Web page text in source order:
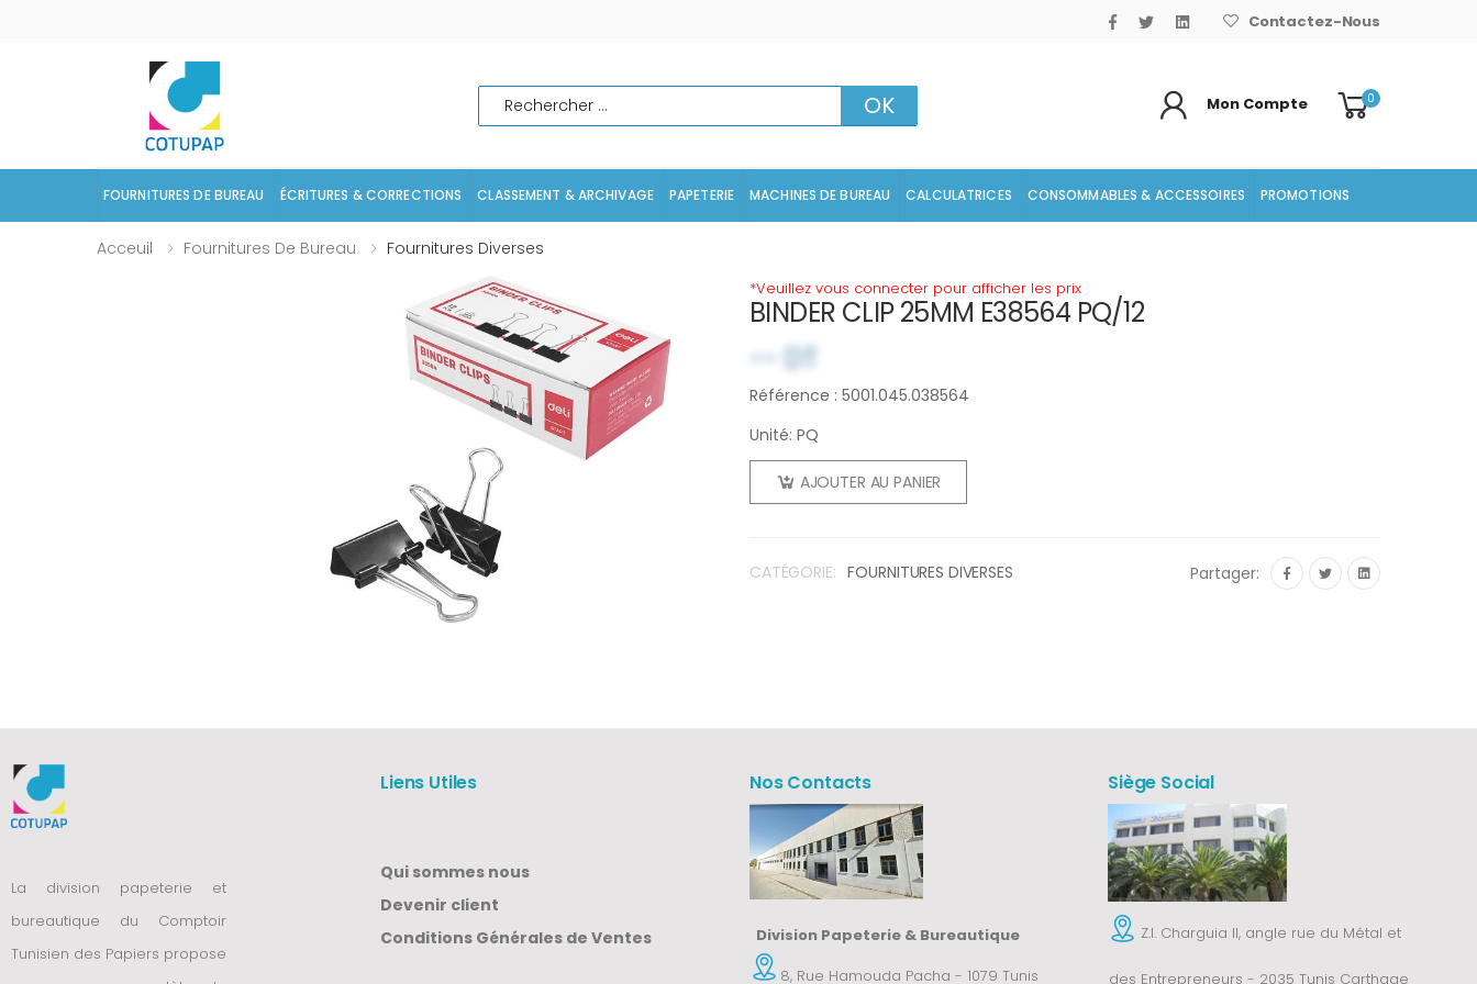
Contactez-Nous
Rechercher OK Mon Compte 0
FOURNITURES DE BUREAU ÉCRITURES & CORRECTIONS CLASSEMENT & ARCHIVAGE PAPETERIE MACHINES DE BUREAU CALCULATRICES CONSOMMABLES & ACCESSOIRES PROMOTIONS
Acceuil Fournitures De Bureau Fournitures Diverses
*Veuillez vous connecter pour afficher les prix
BINDER CLIP 25MM E38564 PQ/12
-- DT
Référence : 5001.045.038564
Unité: PQ
AJOUTER AU PANIER
CATÉGORIE: FOURNITURES DIVERSES Partager:
La division papeterie et
bureautique du Comptoir
Tunisien des Papiers propose
Liens Utiles
Qui sommes nous
Devenir client
Conditions Générales de Ventes
Nos Contacts
Division Papeterie & Bureautique
8, Rue Hamouda Pacha - 1079 Tunis
Siège Social
Z.I. Charguia II, angle rue du Métal et
des Entrepreneurs - 2035 Tunis Carthage